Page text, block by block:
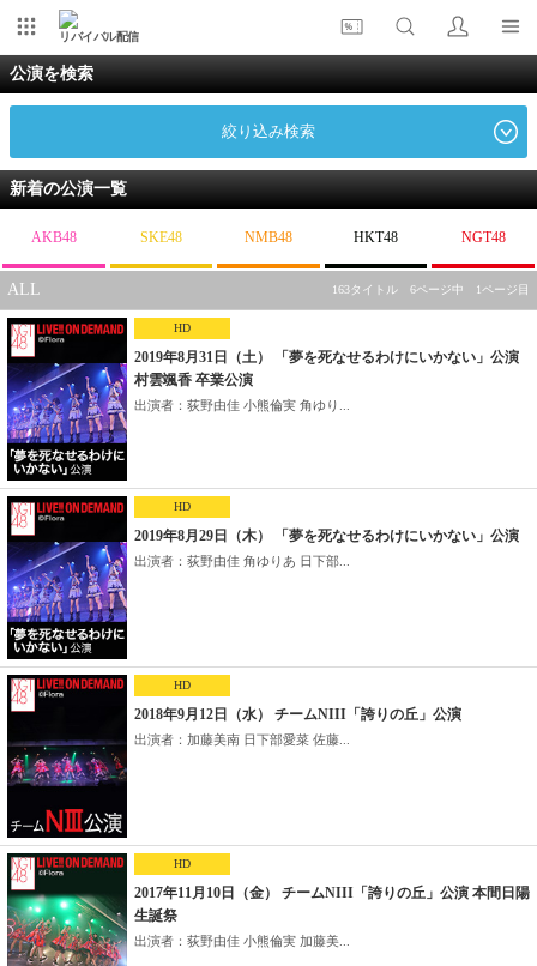
リバイバル配信
公演を検索
絞り込み検索
新着の公演一覧
AKB48 SKE48 NMB48 HKT48 NGT48
ALL 163タイトル 6ページ中 1ページ目
HD
2019年8月31日（土） 「夢を死なせるわけにいかない」公演
村雲颯香 卒業公演
出演者：荻野由佳 小熊倫実 角ゆり...
HD
2019年8月29日（木） 「夢を死なせるわけにいかない」公演
出演者：荻野由佳 角ゆりあ 日下部...
HD
2018年9月12日（水） チームNIII「誇りの丘」公演
出演者：加藤美南 日下部愛菜 佐藤...
HD
2017年11月10日（金） チームNIII「誇りの丘」公演 本間日陽
生誕祭
出演者：荻野由佳 小熊倫実 加藤美...